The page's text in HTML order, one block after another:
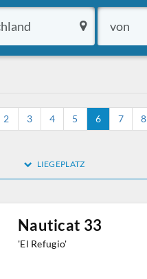
2 3 4 5 6 7 8
LIEGEPLATZ
Nauticat 33
'El Refugio'